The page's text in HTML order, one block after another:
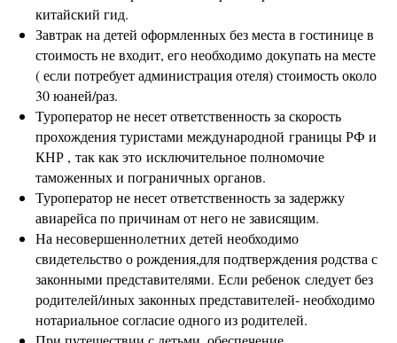
китайский гид.
Завтрак на детей оформленных без места в гостинице в
стоимость не входит, его необходимо докупать на месте
( если потребует администрация отеля) стоимость около
30 юаней/раз.
Туроператор не несет ответственность за скорость
прохождения туристами международной границы РФ и
КНР , так как это исключительное полномочие
таможенных и пограничных органов.
Туроператор не несет ответственность за задержку
авиарейса по причинам от него не зависящим.
На несовершеннолетних детей необходимо
свидетельство о рождения,для подтверждения родства с
законными представителями. Если ребенок следует без
родителей/иных законных представителей- необходимо
нотариальное согласие одного из родителей.